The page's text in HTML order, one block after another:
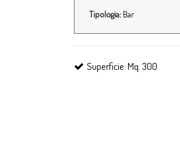
Tipologia: Bar
Superficie: Mq. 300